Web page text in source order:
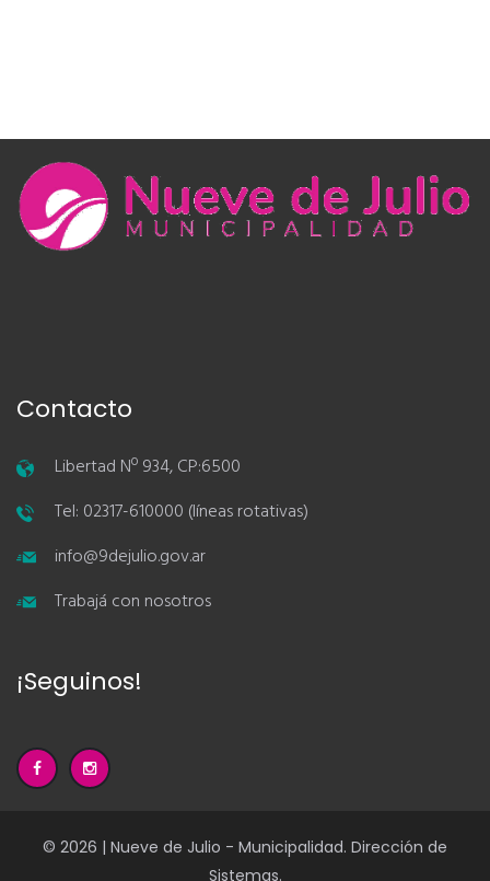
Contacto
Libertad Nº 934, CP:6500
Tel: 02317-610000 (líneas rotativas)
info@9dejulio.gov.ar
Trabajá con nosotros
¡Seguinos!
© 2026 | Nueve de Julio - Municipalidad. Dirección de
Sistemas.